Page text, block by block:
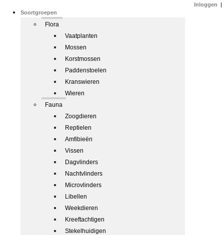
Soortgroepen
Flora
Vaatplanten
Mossen
Korstmossen
Paddenstoelen
Kranswieren
Wieren
Fauna
Zoogdieren
Reptielen
Amfibieën
Vissen
Dagvlinders
Nachtvlinders
Microvlinders
Libellen
Weekdieren
Kreeftachtigen
Stekelhuidigen
Inloggen |